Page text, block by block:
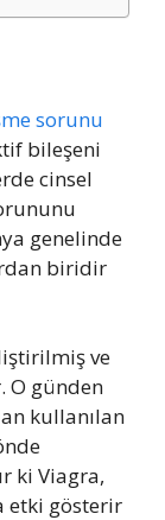
sorunu
bileşeni
cinsel
genelinde
biridir
ve
O günden
kullanılan
ki Viagra,
etki gösterir